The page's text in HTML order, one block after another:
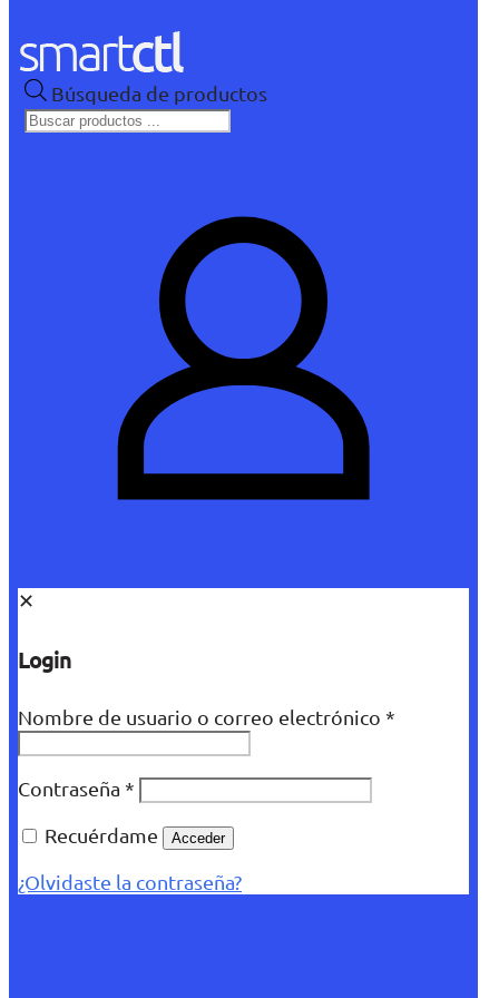
Búsqueda de productos
✕
Login
Nombre de usuario o correo electrónico *
Contraseña *
Recuérdame
Acceder
¿Olvidaste la contraseña?